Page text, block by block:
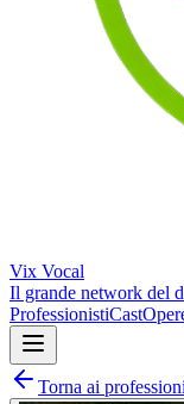
Vix Vocal
Il grande network del
ProfessionistiCast
Torna ai